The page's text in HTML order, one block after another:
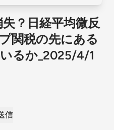
？日経平均微反
関税の先にある
るか_2025/4/1
信